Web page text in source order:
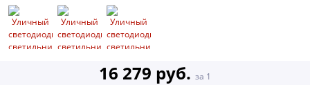
16 279 руб. за 1